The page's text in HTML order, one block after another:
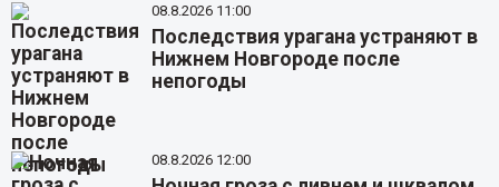
08.8.2026 11:00
Последствия урагана устраняют в
Нижнем Новгороде после
непогоды
08.8.2026 12:00